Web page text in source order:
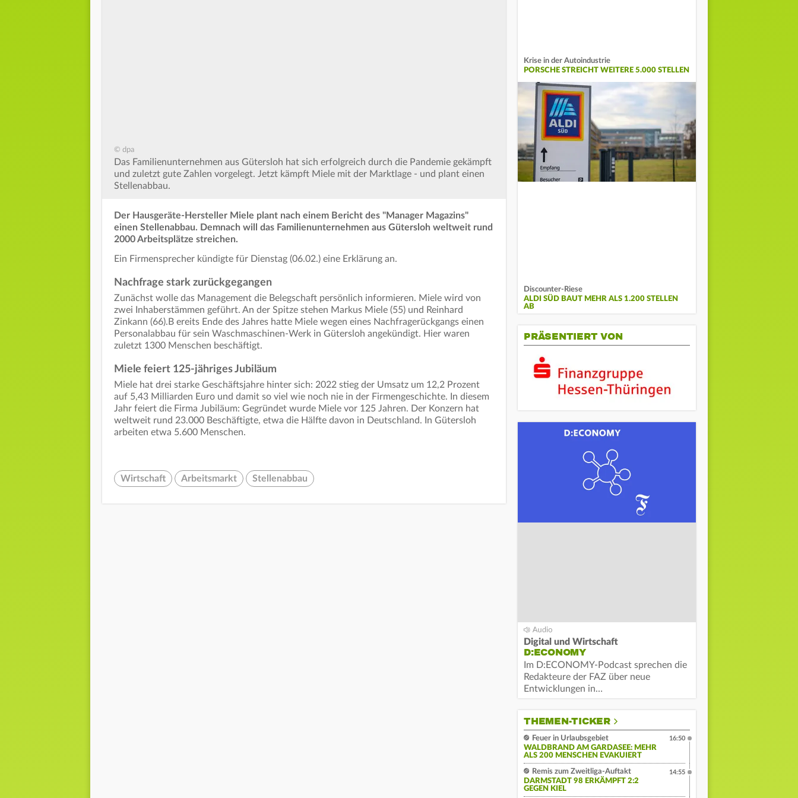
© dpa
Das Familienunternehmen aus Gütersloh hat sich erfolgreich durch die Pandemie gekämpft
und zuletzt gute Zahlen vorgelegt. Jetzt kämpft Miele mit der Marktlage - und plant einen
Stellenabbau.
Der Hausgeräte-Hersteller Miele plant nach einem Bericht des "Manager Magazins"
einen Stellenabbau. Demnach will das Familienunternehmen aus Gütersloh weltweit rund
2000 Arbeitsplätze streichen.
Ein Firmensprecher kündigte für Dienstag (06.02.) eine Erklärung an.
Nachfrage stark zurückgegangen
Zunächst wolle das Management die Belegschaft persönlich informieren. Miele wird von
zwei Inhaberstämmen geführt. An der Spitze stehen Markus Miele (55) und Reinhard
Zinkann (66).B ereits Ende des Jahres hatte Miele wegen eines Nachfragerückgangs einen
Personalabbau für sein Waschmaschinen-Werk in Gütersloh angekündigt. Hier waren
zuletzt 1300 Menschen beschäftigt.
Miele feiert 125-jähriges Jubiläum
Miele hat drei starke Geschäftsjahre hinter sich: 2022 stieg der Umsatz um 12,2 Prozent
auf 5,43 Milliarden Euro und damit so viel wie noch nie in der Firmengeschichte. In diesem
Jahr feiert die Firma Jubiläum: Gegründet wurde Miele vor 125 Jahren. Der Konzern hat
weltweit rund 23.000 Beschäftigte, etwa die Hälfte davon in Deutschland. In Gütersloh
arbeiten etwa 5.600 Menschen.
Wirtschaft Arbeitsmarkt Stellenabbau
Krise in der Autoindustrie
PORSCHE STREICHT WEITERE 5.000 STELLEN
Discounter-Riese
ALDI SÜD BAUT MEHR ALS 1.200 STELLEN
AB
PRÄSENTIERT VON
Digital und Wirtschaft
D:ECONOMY
Im D:ECONOMY-Podcast sprechen die
Redakteure der FAZ über neue
Entwicklungen in…
THEMEN-TICKER
Feuer in Urlaubsgebiet
WALDBRAND AM GARDASEE: MEHR
ALS 200 MENSCHEN EVAKUIERT
16:50
Remis zum Zweitliga-Auftakt
DARMSTADT 98 ERKÄMPFT 2:2
GEGEN KIEL
14:55